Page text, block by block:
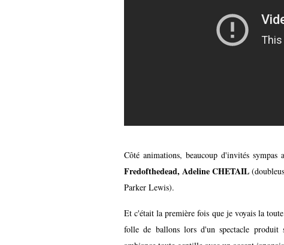
Côté animations, beaucoup d'invités sympas
Fredofthedead, Adeline CHETAIL
Parker Lewis).
Et c'était la première fois que je voyais la
folle de ballons lors d'un spectacle produit